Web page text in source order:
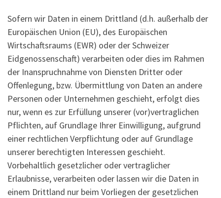
Sofern wir Daten in einem Drittland (d.h. außerhalb der
Europäischen Union (EU), des Europäischen
Wirtschaftsraums (EWR) oder der Schweizer
Eidgenossenschaft) verarbeiten oder dies im Rahmen
der Inanspruchnahme von Diensten Dritter oder
Offenlegung, bzw. Übermittlung von Daten an andere
Personen oder Unternehmen geschieht, erfolgt dies
nur, wenn es zur Erfüllung unserer (vor)vertraglichen
Pflichten, auf Grundlage Ihrer Einwilligung, aufgrund
einer rechtlichen Verpflichtung oder auf Grundlage
unserer berechtigten Interessen geschieht.
Vorbehaltlich gesetzlicher oder vertraglicher
Erlaubnisse, verarbeiten oder lassen wir die Daten in
einem Drittland nur beim Vorliegen der gesetzlichen